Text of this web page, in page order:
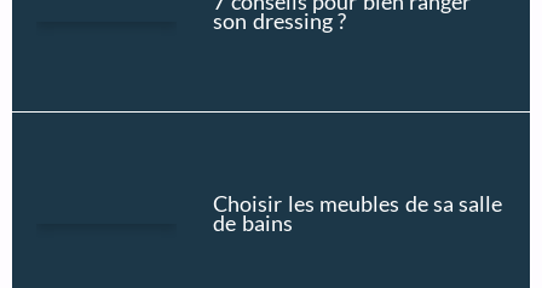
son dressing ?
Choisir les meubles de sa salle
de bains